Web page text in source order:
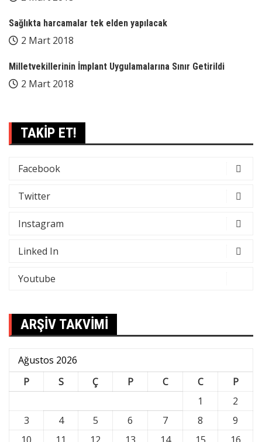
Sağlıkta harcamalar tek elden yapılacak
2 Mart 2018
Milletvekillerinin İmplant Uygulamalarına Sınır Getirildi
2 Mart 2018
TAKİP ET!
Facebook
Twitter
Instagram
Linked In
Youtube
ARŞİV TAKVİMİ
Ağustos 2026
P
S Ç P C C
P
1
2
3
4 5 6 7 8
9